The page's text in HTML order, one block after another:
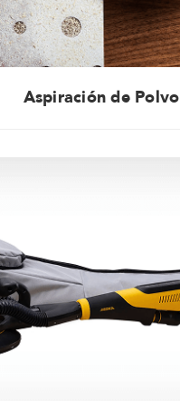
Aspiración de Polvo